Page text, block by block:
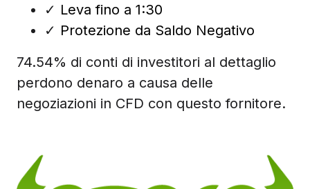
✓ Leva fino a 1:30
✓ Protezione da Saldo Negativo
74.54% di conti di investitori al dettaglio
perdono denaro a causa delle
negoziazioni in CFD con questo fornitore.